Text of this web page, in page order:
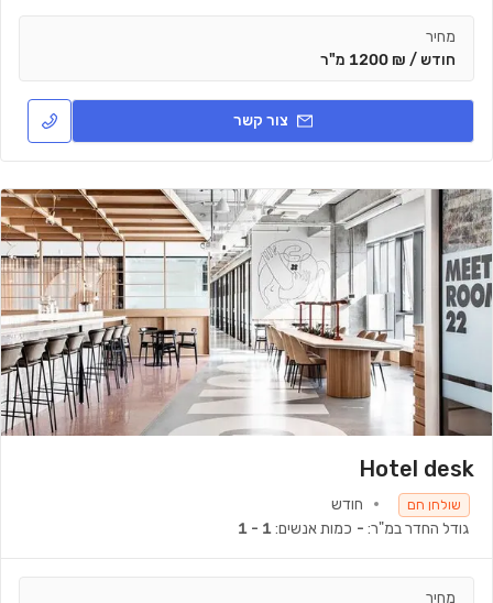
מחיר
חודש / ₪ 1200 מ"ר
צור קשר
Hotel desk
שולחן חם
חודש
כמות אנשים:1 - 1 גודל החדר במ"ר: -
מחיר